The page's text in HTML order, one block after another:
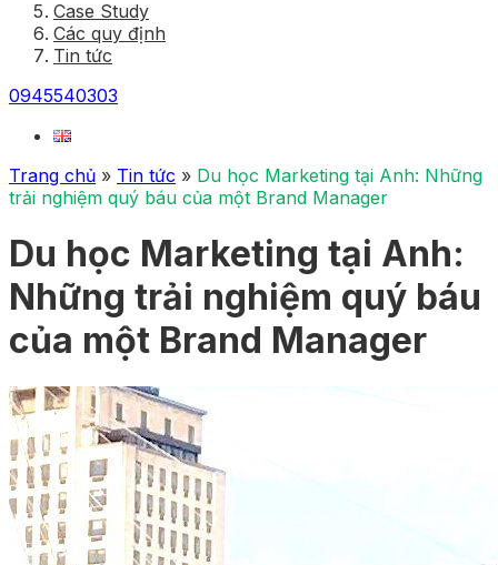
Case Study
Các quy định
Tin tức
0945540303
Trang chủ » Tin tức » Du học Marketing tại Anh: Những
trải nghiệm quý báu của một Brand Manager
Du học Marketing tại Anh:
Những trải nghiệm quý báu
của một Brand Manager